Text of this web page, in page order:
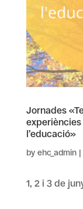
Jornades
l’educació»
by ehc_admin|
1, 2 i 3 de